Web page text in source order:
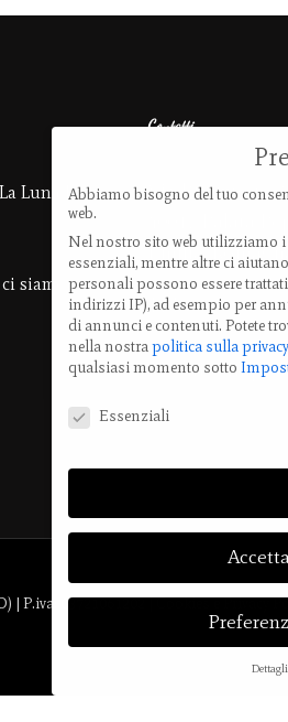
Luna Rossa!
ci siamo ….e vi
Contatti
Via Provanone
Emilia-
TEL.: +39 0519
Modifica
| P.iva: 03721061202 |CookiesePrivacy
Abbiamo bisogno del tuo
web.
Nel nostro sito web utilizziamo i
essenziali, mentre altre ci
personali possono essere
indirizzi IP), ad esempio per
di annunci e contenuti. Potete
nella nostrapolitica sulla privacy
qualsiasi momento sotto
Essenziali